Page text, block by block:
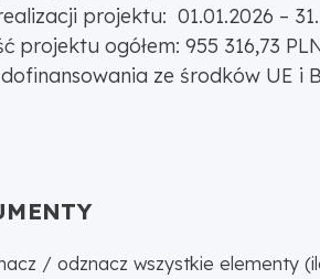
projektu: 01.01.2026 –
projektu ogółem: 955 316,73
ze środków UE i
/ odznacz wszystkie elementy